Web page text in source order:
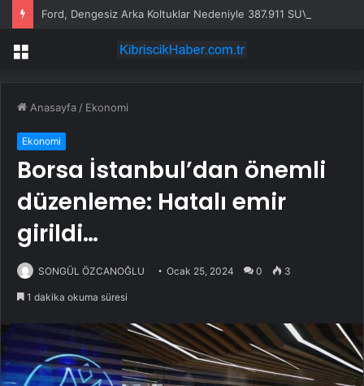
Menü
Anasayfa / Ekonomi
Ekonomi
Borsa İstanbul’dan önemli
düzenleme: Hatalı emir
girildi…
SONGÜL ÖZCANOĞLU Ocak 25, 2024 0 3
1 dakika okuma süresi